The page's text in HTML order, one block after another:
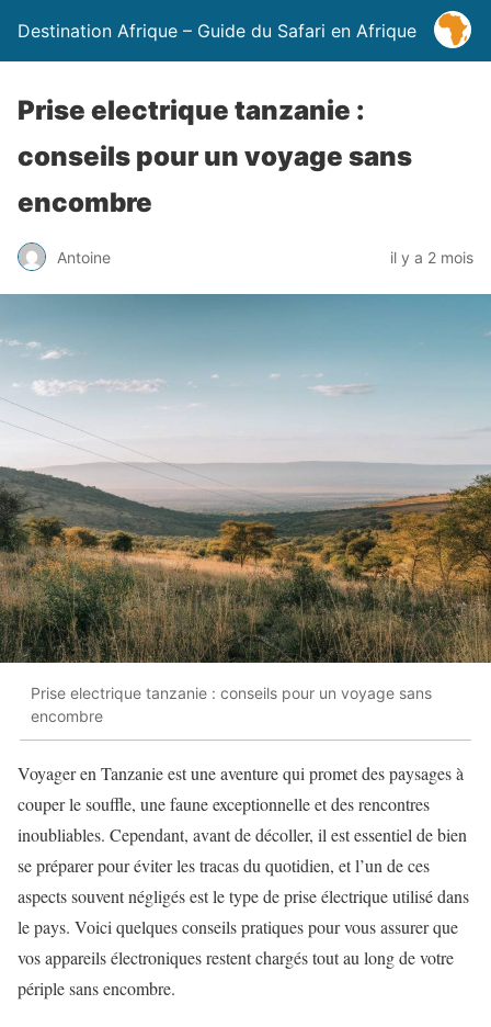
Destination Afrique – Guide du Safari en Afrique
Prise electrique tanzanie :
conseils pour un voyage sans
encombre
Antoine il y a 2 mois
Prise electrique tanzanie : conseils pour un voyage sans
encombre
Voyager en Tanzanie est une aventure qui promet des paysages à
couper le souffle, une faune exceptionnelle et des rencontres
inoubliables. Cependant, avant de décoller, il est essentiel de bien
se préparer pour éviter les tracas du quotidien, et l’un de ces
aspects souvent négligés est le type de prise électrique utilisé dans
le pays. Voici quelques conseils pratiques pour vous assurer que
vos appareils électroniques restent chargés tout au long de votre
périple sans encombre.